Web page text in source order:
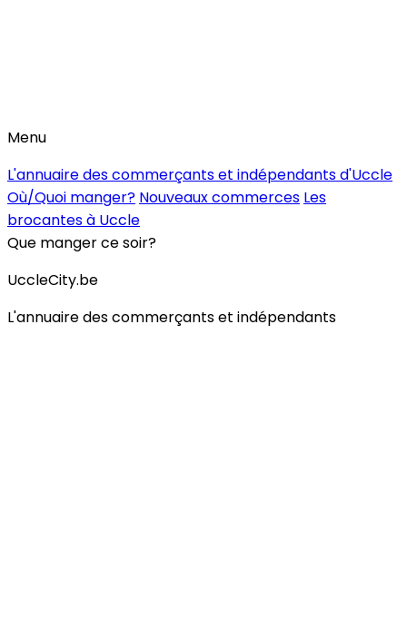
Menu
L'annuaire des commerçants et indépendants d'Uccle
Où/Quoi manger? Nouveaux commerces Les
brocantes à Uccle
Que manger ce soir?
UccleCity.be
L'annuaire des commerçants et indépendants